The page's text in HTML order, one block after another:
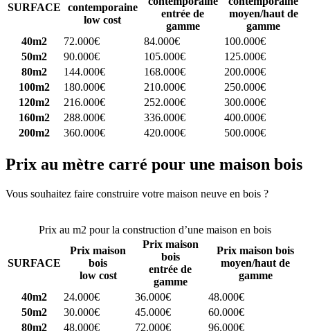
SURFACE
contemporaine
low cost
entrée de
gamme
moyen/haut de
gamme
40m2
72.000€ 84.000€
100.000€
50m2
90.000€ 105.000€
125.000€
80m2
144.000€ 168.000€
200.000€
100m2
180.000€ 210.000€
250.000€
120m2
216.000€ 252.000€
300.000€
160m2
288.000€ 336.000€
400.000€
200m2
360.000€ 420.000€ 500.000€
Prix au mètre carré pour une maison bois
Vous souhaitez faire construire votre maison neuve en bois ?
Prix au m2 pour la construction d’une maison en bois
SURFACE
Prix maison
bois
low cost
Prix maison
bois
entrée de
gamme
Prix maison bois
moyen/haut de
gamme
40m2
24.000€ 36.000€
48.000€
50m2
30.000€ 45.000€
60.000€
80m2
48.000€ 72.000€
96.000€